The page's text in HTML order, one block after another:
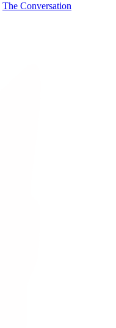
The Conversation